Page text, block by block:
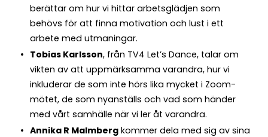
berättar om hur vi hittar arbetsglädjen som
behövs för att finna motivation och lust i ett
arbete med utmaningar.
Tobias Karlsson, från TV4 Let’s Dance, talar om
vikten av att uppmärksamma varandra, hur vi
inkluderar de som inte hörs lika mycket i Zoom-
mötet, de som nyanställs och vad som händer
med vårt samhälle när vi ler åt varandra.
Annika R Malmbergkommer dela med sig av sina